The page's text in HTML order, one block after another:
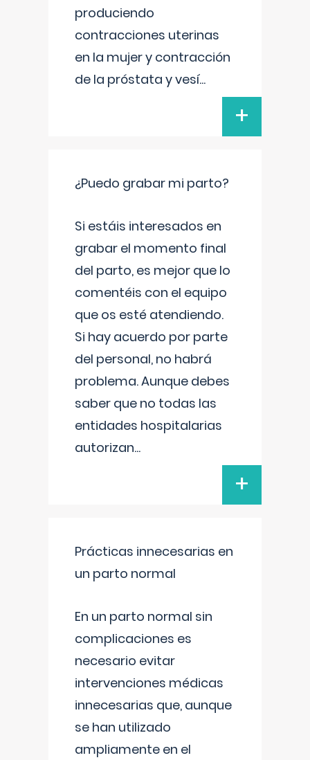
produciendo
contracciones uterinas
en la mujer y contracción
de la próstata y vesí...
+
¿Puedo grabar mi parto?
Si estáis interesados en
grabar el momento final
del parto, es mejor que lo
comentéis con el equipo
que os esté atendiendo.
Si hay acuerdo por parte
del personal, no habrá
problema. Aunque debes
saber que no todas las
entidades hospitalarias
autorizan...
+
Prácticas innecesarias en
un parto normal
En un parto normal sin
complicaciones es
necesario evitar
intervenciones médicas
innecesarias que, aunque
se han utilizado
ampliamente en el